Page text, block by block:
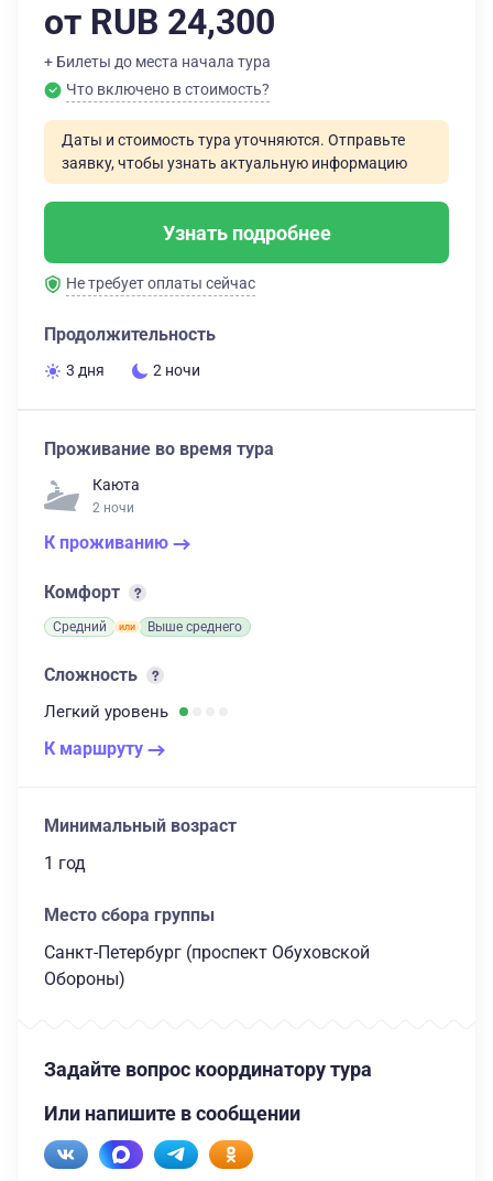
от RUB 24,300
+ Билеты до места начала тура
Что включено в стоимость?
Даты и стоимость тура уточняются. Отправьте
заявку, чтобы узнать актуальную информацию
Узнать подробнее
Не требует оплаты сейчас
Продолжительность
3 дня 2 ночи
Проживание во время тура
Каюта
2 ночи
К проживанию
Комфорт
Средний Выше среднего
Сложность
Легкий уровень
К маршруту
Минимальный возраст
1 год
Место сбора группы
Санкт-Петербург (проспект Обуховской
Обороны)
Задайте вопрос координатору тура
Или напишите в сообщении